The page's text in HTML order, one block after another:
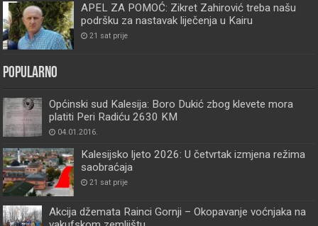
APEL ZA POMOĆ: Zikret Zahirović treba našu
podršku za nastavak liječenja u Kairu
21 sat prije
Popularno
Općinski sud Kalesija: Boro Dukić zbog klevete mora
platiti Peri Radiću 2630 KM
04.01.2016.
Kalesijsko ljeto 2026: U četvrtak izmjena režima
saobraćaja
21 sat prije
Akcija džemata Rainci Gornji – Okopavanje voćnjaka na